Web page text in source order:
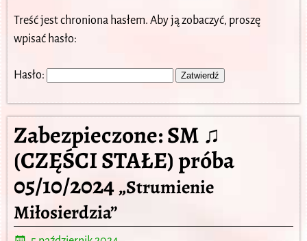
Treść jest chroniona hasłem. Aby ją zobaczyć, proszę
wpisać hasło:
Hasło:
Zabezpieczone: SM ♫
(CZĘŚCI STAŁE) próba
05/10/2024„Strumienie
Miłosierdzia”